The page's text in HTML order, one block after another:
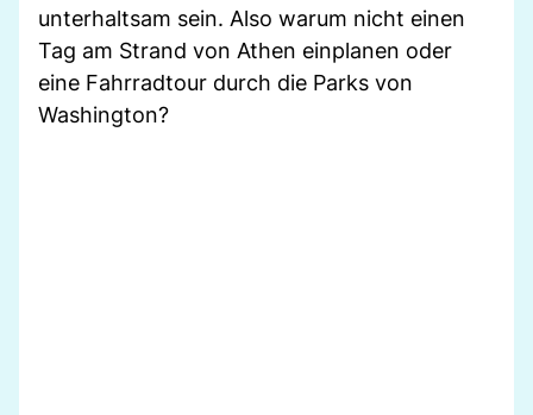
unterhaltsam sein. Also warum nicht einen
Tag am Strand von Athen einplanen oder
eine Fahrradtour durch die Parks von
Washington?